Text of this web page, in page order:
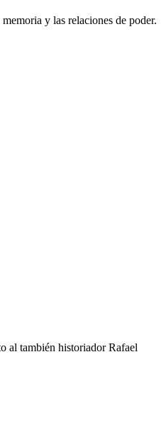
y las relaciones de poder.
al también historiador Rafael